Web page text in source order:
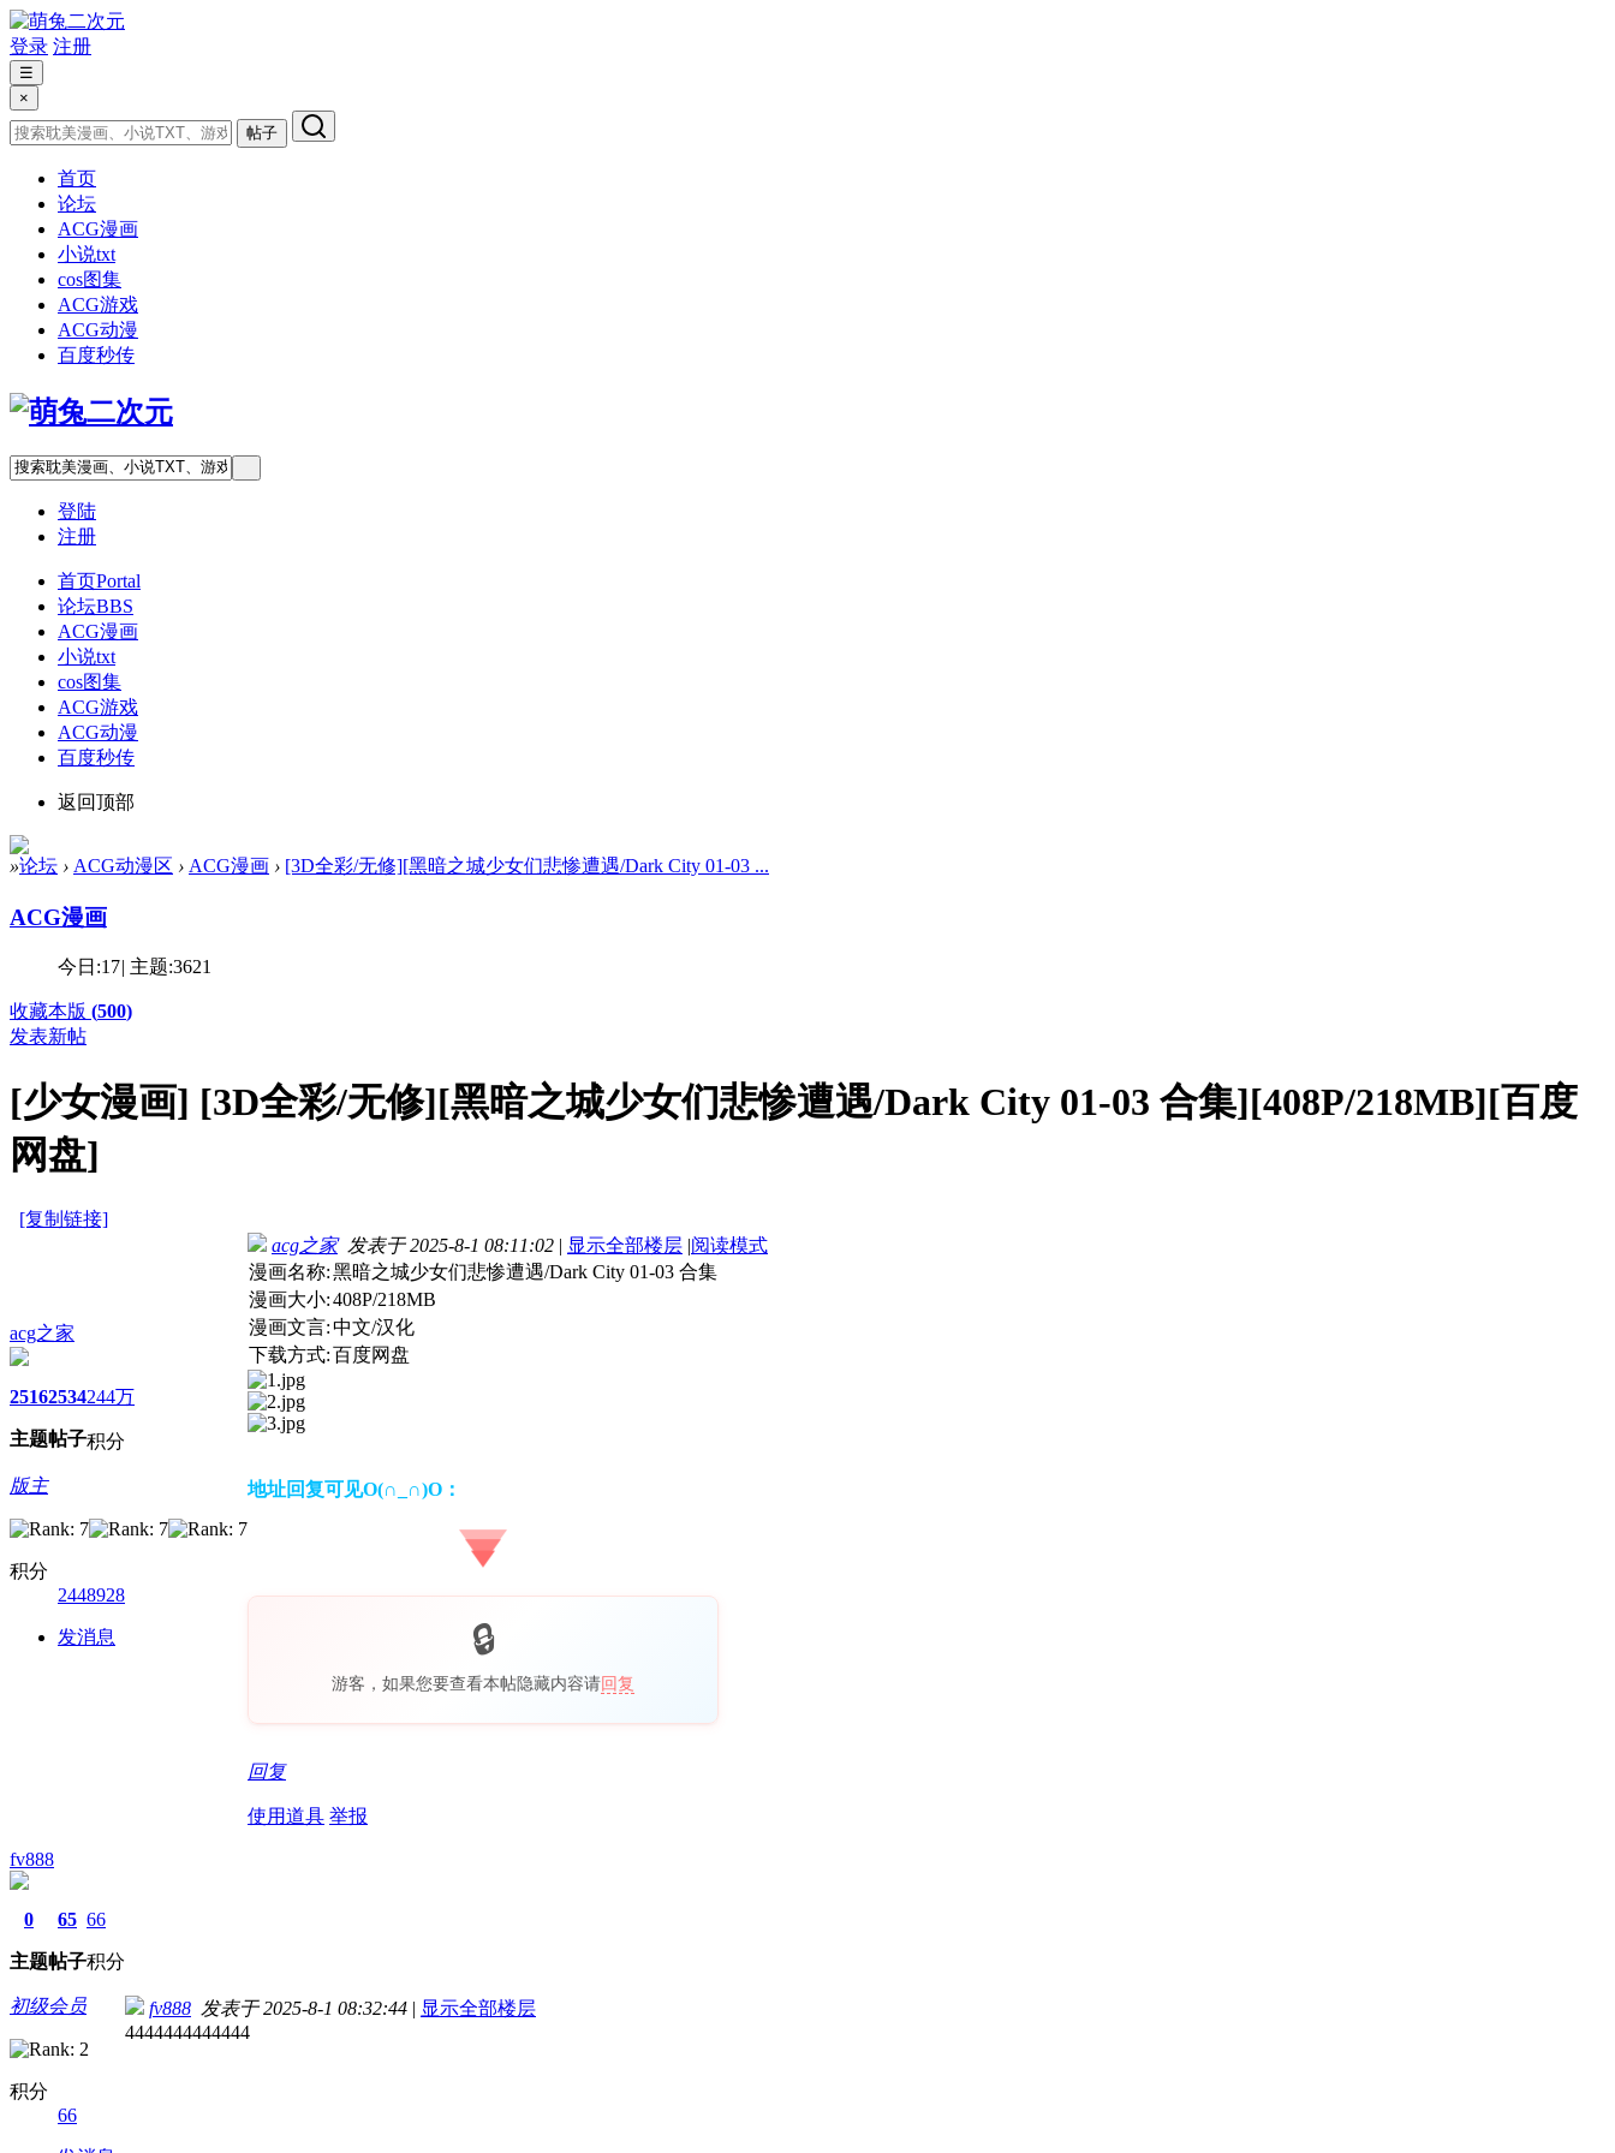
登录 注册
☰
×
帖子
首页
论坛
ACG漫画
小说txt
cos图集
ACG游戏
ACG动漫
百度秒传
登陆
注册
首页Portal
论坛BBS
ACG漫画
小说txt
cos图集
ACG游戏
ACG动漫
百度秒传
返回顶部
»论坛 › ACG动漫区 › ACG漫画 › [3D全彩/无修][黑暗之城少女们悲惨遭遇/Dark City 01-03 ...
ACG漫画
今日:17| 主题:3621
收藏本版 (500)
发表新帖
[少女漫画] [3D全彩/无修][黑暗之城少女们悲惨遭遇/Dark City 01-03 合集][408P/218MB][百度
网盘]
[复制链接]
acg之家
2516
主题
2534
帖子
244万
积分
版主
积分
2448928
发消息
acg之家发表于 2025-8-1 08:11:02 | 显示全部楼层 |阅读模式
漫画名称:黑暗之城少女们悲惨遭遇/Dark City 01-03 合集
漫画大小:408P/218MB
漫画文言:中文/汉化
下载方式:百度网盘
地址回复可见O(∩_∩)O：
游客，如果您要查看本帖隐藏内容请回复
回复
使用道具 举报
fv888
0
主题
65
帖子
66
积分
初级会员
积分
66
fv888 发表于 2025-8-1 08:32:44 | 显示全部楼层
4444444444444